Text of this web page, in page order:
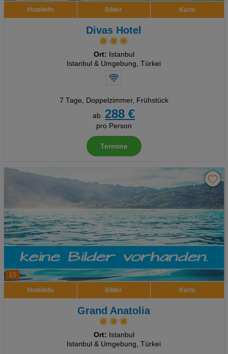
Hotelinfo Bilder Karte
Divas Hotel
Ort: Istanbul
Istanbul & Umgebung, Türkei
7 Tage, Doppelzimmer, Frühstück
ab
288 €
pro Person
Termine
15
Hotelinfo Bilder Karte
Grand Anatolia
Ort: Istanbul
Istanbul & Umgebung, Türkei